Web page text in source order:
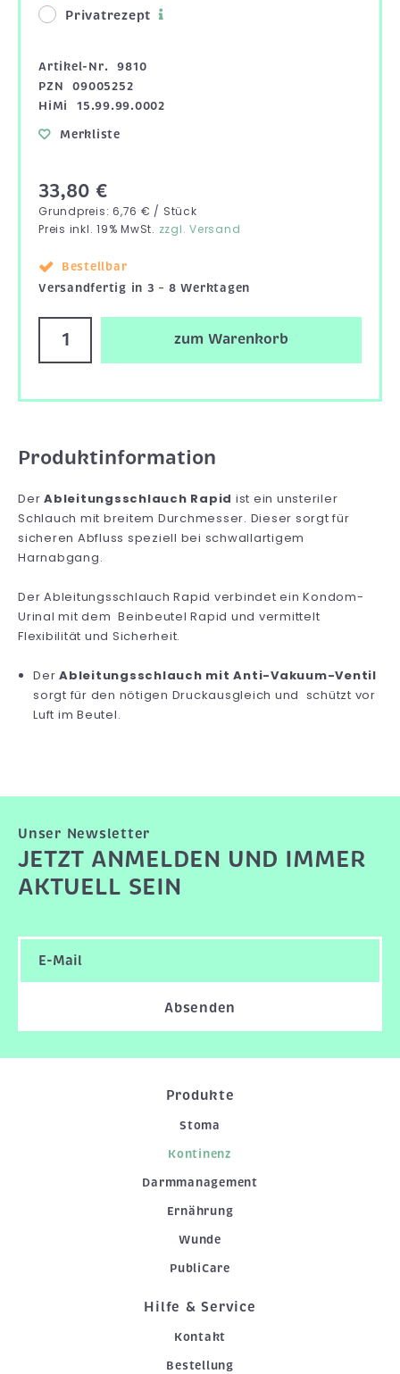
Privatrezept
Artikel-Nr.
9810
PZN
09005252
HiMi
15.99.99.0002
Merkliste
33,80 €
Grundpreis: 6,76 € / Stück
Preis inkl. 19% MwSt. zzgl. Versand
Bestellbar
Versandfertig in 3 – 8 Werktagen
zum Warenkorb
Produktinformation
Der Ableitungsschlauch Rapid ist ein unsteriler
Schlauch mit breitem Durchmesser. Dieser sorgt für
sicheren Abfluss speziell bei schwallartigem
Harnabgang.
Der Ableitungsschlauch Rapid verbindet ein Kondom-
Urinal mit dem Beinbeutel Rapid und vermittelt
Flexibilität und Sicherheit.
Der Ableitungsschlauch mit Anti-Vakuum-Ventil
sorgt für den nötigen Druckausgleich und schützt vor
Luft im Beutel.
Unser Newsletter
JETZT ANMELDEN UND IMMER
AKTUELL SEIN
Absenden
Produkte
Stoma
Kontinenz
Darmmanagement
Ernährung
Wunde
PubliCare
Hilfe & Service
Kontakt
Bestellung